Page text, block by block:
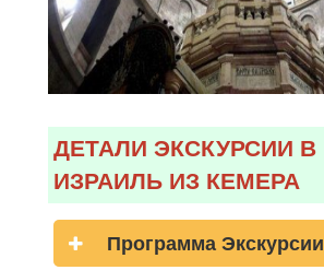
ДЕТАЛИ ЭКСКУРСИИ В
ИЗРАИЛЬ ИЗ КЕМЕРА
Программа Экскурсии